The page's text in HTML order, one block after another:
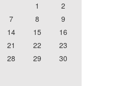
1
2
7 8
9
14 15
16
21 22
23
28 29
30